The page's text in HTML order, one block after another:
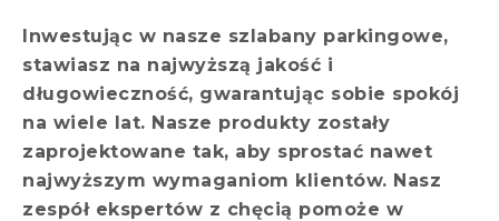
Inwestując w nasze szlabany parkingowe,
stawiasz na najwyższą jakość i
długowieczność, gwarantując sobie spokój
na wiele lat. Nasze produkty zostały
zaprojektowane tak, aby sprostać nawet
najwyższym wymaganiom klientów. Nasz
zespół ekspertów z chęcią pomoże w